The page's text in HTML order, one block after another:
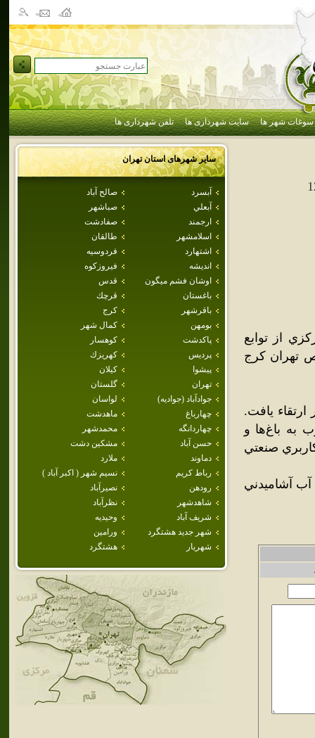
سوغات شهر ها سایت شهرداری ها تلفن شهرداری ها
سایر شهرهای استانتهران
آبسرد
صالح آباد
آبعلي
صباشهر
ارجمند
صفادشت
اسلامشهر
طالقان
اشتهارد
فردوسيه
انديشه
فيروزكوه
اوشان فشم ميگون
قدس
باغستان
قرچك
باقرشهر
كرج
بومهن
كمال شهر
پاكدشت
كوهسار
پرديس
كهريزك
پيشوا
كيلان
تهران
گلستان
جوادآباد (جواديه)
لواسان
چهارباغ
ماهدشت
چهاردانگه
محمدشهر
حسن آباد
مشكين دشت
دماوند
ملارد
رباط كريم
نسيم شهر ( اكبر آباد )
رودهن
نصيرآباد
شاهدشهر
نظرآباد
شريف آباد
وحيديه
شهر جديد هشتگرد
ورامين
شهريار
هشتگرد
از توابع
کيلومتر 22 جاده مخصوص تهران کرج
شهر ارتقاء يافت.
به باغ‌ها و
صنعتي
آشاميدني